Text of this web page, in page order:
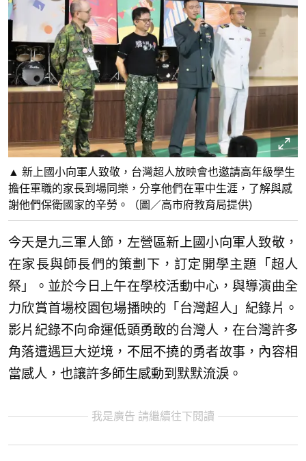
▲ 新上國小向軍人致敬，台灣超人放映會也邀請高年級學生
擔任軍職的家長到場同樂，分享他們在軍中生涯，了解與感
謝他們保衛國家的辛勞。（圖／高市府教育局提供)
今天是九三軍人節，左營區新上國小向軍人致敬，
在家長與師長們的策劃下，訂定開學主題「超人
祭」。並於今日上午在學校活動中心，與導演曲全
力欣賞首場校園包場播映的「台灣超人」紀錄片。
影片紀錄不向命運低頭勇敢的台灣人，在台灣許多
角落遭遇巨大逆境，不屈不撓的勇者故事，內容相
當感人，也讓許多師生感動到默默流淚。
我是廣告 請繼續往下閱讀